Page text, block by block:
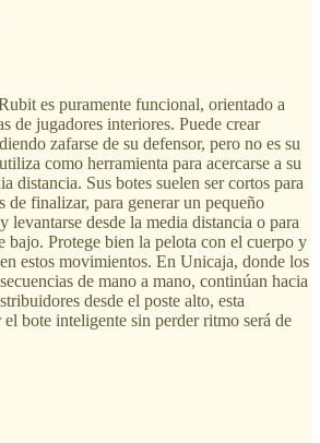
es puramente funcional, orientado a
de jugadores interiores. Puede crear
zafarse de su defensor, pero no es su
como herramienta para acercarse a su
distancia. Sus botes suelen ser cortos para
de finalizar, para generar un pequeño
levantarse desde la media distancia o para
bajo. Protege bien la pelota con el cuerpo y
estos movimientos. En Unicaja, donde los
de mano a mano, continúan hacia
desde el poste alto, esta
el bote inteligente sin perder ritmo será de